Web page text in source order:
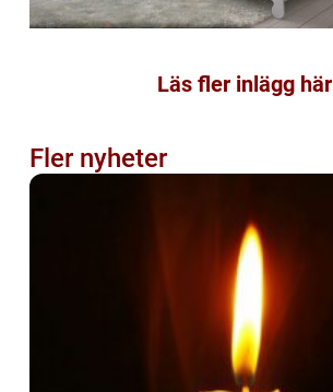
Läs fler inlägg här
Fler nyheter